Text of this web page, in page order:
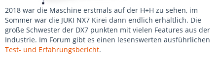
2018 war die Maschine erstmals auf der H+H zu sehen, im
Sommer war die JUKI NX7 Kirei dann endlich erhältlich. Die
große Schwester der DX7 punkten mit vielen Features aus der
Industrie. Im Forum gibt es einen lesenswerten ausführlichen
Test- und Erfahrungsbericht.